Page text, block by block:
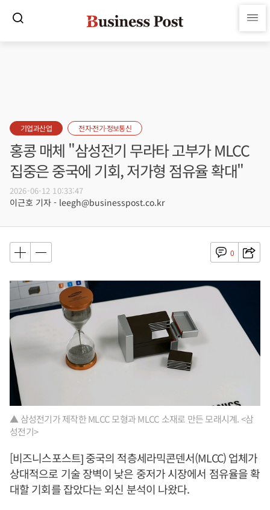
기업과산업 전자·전기·정보통신
홍콩 매체 "삼성전기 무라타 고부가 MLCC
집중은 중국에 기회, 저가형 점유율 확대"
2026-06-12 10:33:47
이근호 기자 - leegh@businesspost.co.kr
0
▲ 삼성전기가 제작한 MLCC 모형과 MLCC 소재로 만든 모래시계. <삼
성전기>
[비즈니스포스트] 중국의 적층세라믹콘덴서(MLCC) 업체가
상대적으로 기술 장벽이 낮은 중저가 시장에서 점유율을 확
대할 기회를 잡았다는 외신 분석이 나왔다.